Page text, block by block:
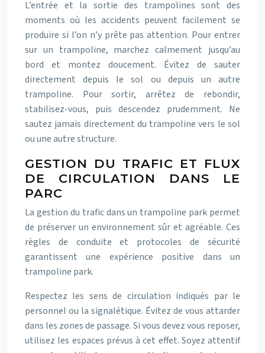
L’entrée et la sortie des trampolines sont des
moments où les accidents peuvent facilement se
produire si l’on n’y prête pas attention. Pour entrer
sur un trampoline, marchez calmement jusqu’au
bord et montez doucement. Évitez de sauter
directement depuis le sol ou depuis un autre
trampoline. Pour sortir, arrêtez de rebondir,
stabilisez-vous, puis descendez prudemment. Ne
sautez jamais directement du trampoline vers le sol
ou une autre structure.
GESTION DU TRAFIC ET FLUX
DE CIRCULATION DANS LE
PARC
La gestion du trafic dans un trampoline park permet
de préserver un environnement sûr et agréable. Ces
règles de conduite et protocoles de sécurité
garantissent une expérience positive dans un
trampoline park.
Respectez les sens de circulation indiqués par le
personnel ou la signalétique. Évitez de vous attarder
dans les zones de passage. Si vous devez vous reposer,
utilisez les espaces prévus à cet effet. Soyez attentif